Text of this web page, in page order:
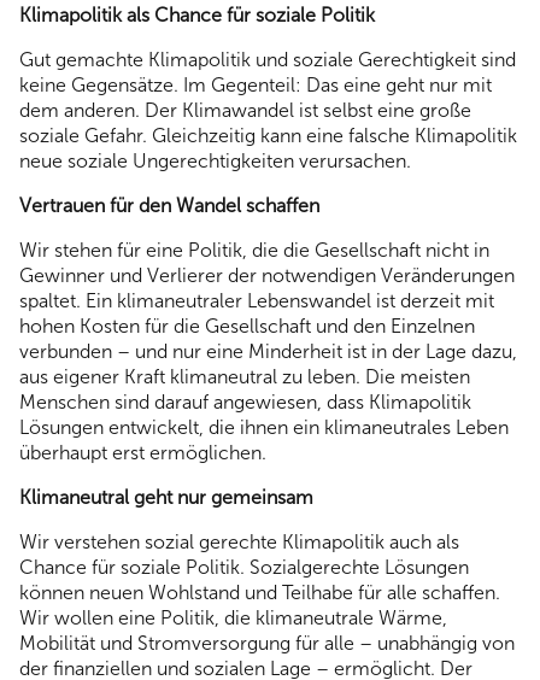
Klimapolitik als Chance für soziale Politik
Gut gemachte Klimapolitik und soziale Gerechtigkeit sind
keine Gegensätze. Im Gegenteil: Das eine geht nur mit
dem anderen. Der Klimawandel ist selbst eine große
soziale Gefahr. Gleichzeitig kann eine falsche Klimapolitik
neue soziale Ungerechtigkeiten verursachen.
Vertrauen für den Wandel schaffen
Wir stehen für eine Politik, die die Gesellschaft nicht in
Gewinner und Verlierer der notwendigen Veränderungen
spaltet. Ein klimaneutraler Lebenswandel ist derzeit mit
hohen Kosten für die Gesellschaft und den Einzelnen
verbunden – und nur eine Minderheit ist in der Lage dazu,
aus eigener Kraft klimaneutral zu leben. Die meisten
Menschen sind darauf angewiesen, dass Klimapolitik
Lösungen entwickelt, die ihnen ein klimaneutrales Leben
überhaupt erst ermöglichen.
Klimaneutral geht nur gemeinsam
Wir verstehen sozial gerechte Klimapolitik auch als
Chance für soziale Politik. Sozialgerechte Lösungen
können neuen Wohlstand und Teilhabe für alle schaffen.
Wir wollen eine Politik, die klimaneutrale Wärme,
Mobilität und Stromversorgung für alle – unabhängig von
der finanziellen und sozialen Lage – ermöglicht. Der